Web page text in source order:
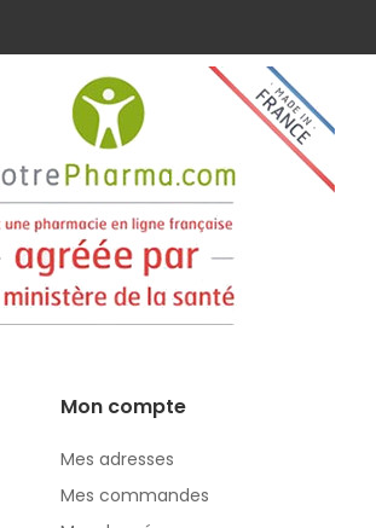
Mon compte
Mes adresses
Mes commandes